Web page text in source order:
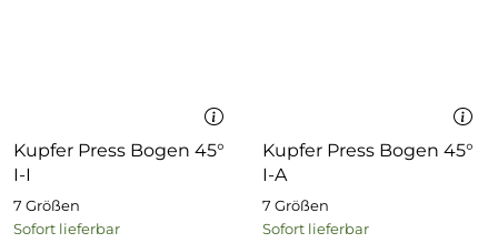
Kupfer Press Bogen 45°
I-I
7 Größen
Sofort lieferbar
Kupfer Press Bogen 45°
I-A
7 Größen
Sofort lieferbar